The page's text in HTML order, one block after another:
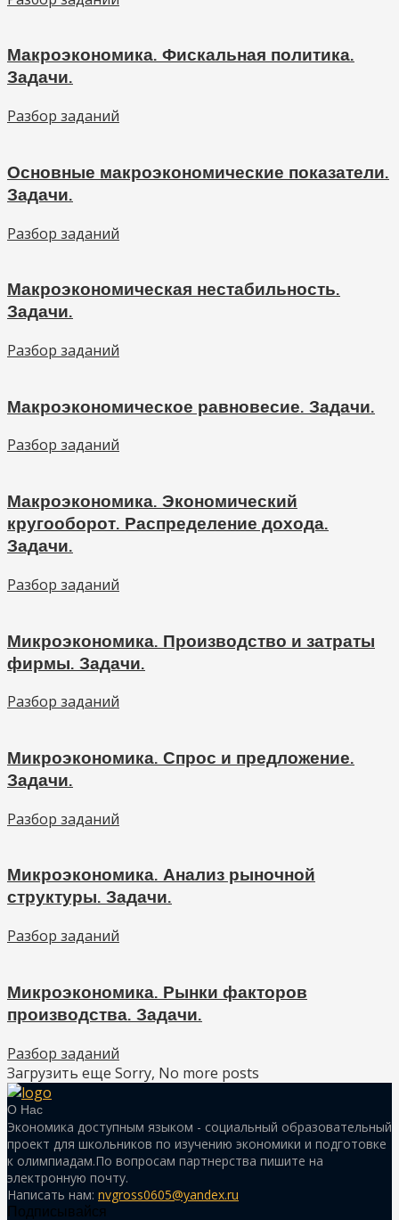
Макроэкономика. Фискальная политика.
Задачи.
Разбор заданий
Основные макроэкономические показатели.
Задачи.
Разбор заданий
Макроэкономическая нестабильность.
Задачи.
Разбор заданий
Макроэкономическое равновесие. Задачи.
Разбор заданий
Макроэкономика. Экономический
кругооборот. Распределение дохода.
Задачи.
Разбор заданий
Микроэкономика. Производство и затраты
фирмы. Задачи.
Разбор заданий
Микроэкономика. Спрос и предложение.
Задачи.
Разбор заданий
Микроэкономика. Анализ рыночной
структуры. Задачи.
Разбор заданий
Микроэкономика. Рынки факторов
производства. Задачи.
Разбор заданий
Загрузить еще Sorry, No more posts
О Нас
Экономика доступным языком - социальный образовательный
проект для школьников по изучению экономики и подготовке
к олимпиадам.По вопросам партнерства пишите на
электронную почту.
Написать нам: nvgross0605@yandex.ru
Подписывайся